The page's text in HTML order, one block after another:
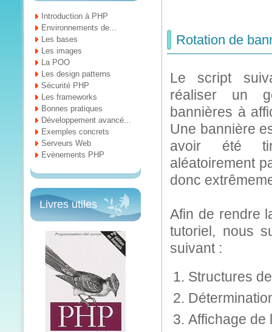
Rotation de
Le script
réaliser un
bannières à
Une bannière
avoir été
aléatoirement
donc
Afin de rendre
tutoriel, nous
suivant :
Structures
Affichage de
Introduction à PHP
Environnements de...
Les bases
Les images
La POO
Les design patterns
Sécurité PHP
Les frameworks
Bonnes pratiques
Développement avancé...
Exemples concrets
Serveurs Web
Evènements PHP
Livres utiles